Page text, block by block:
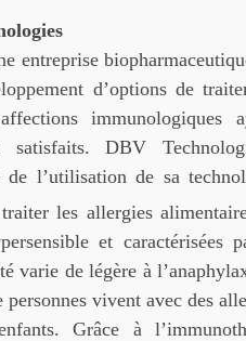
entreprise
d’options de
immunologiques
satisfaits. DBV
de l’utilisation de sa
les allergies
et caractérisées
varie de légère à
vivent avec des
Grâce à